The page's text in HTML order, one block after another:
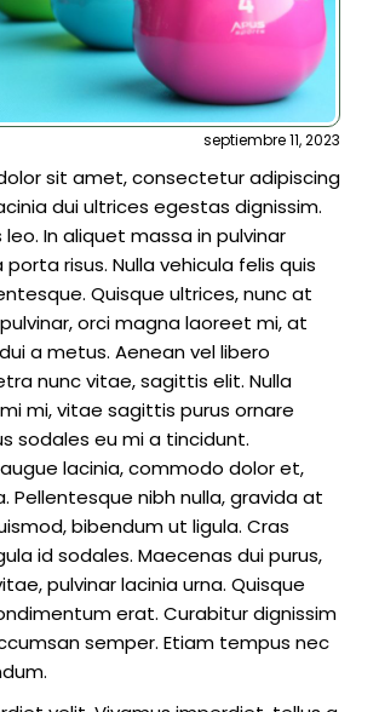
septiembre 11, 2023
sit amet, consectetur adipiscing
dui ultrices egestas dignissim.
In aliquet massa in pulvinar
porta risus. Nulla vehicula felis quis
Quisque ultrices, nunc at
orci magna laoreet mi, at
a metus. Aenean vel libero
nunc vitae, sagittis elit. Nulla
mi, vitae sagittis purus ornare
sodales eu mi a tincidunt.
lacinia, commodo dolor et,
Pellentesque nibh nulla, gravida at
bibendum ut ligula. Cras
id sodales. Maecenas dui purus,
pulvinar lacinia urna. Quisque
erat. Curabitur dignissim
semper. Etiam tempus nec